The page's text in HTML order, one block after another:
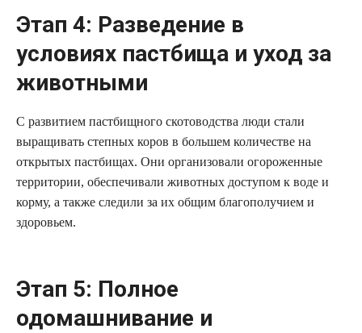
Этап 4: Разведение в
условиях пастбища и уход за
животными
С развитием пастбищного скотоводства люди стали
выращивать степных коров в большем количестве на
открытых пастбищах. Они организовали огороженные
территории, обеспечивали животных доступом к воде и
корму, а также следили за их общим благополучием и
здоровьем.
Этап 5: Полное
одомашнивание и